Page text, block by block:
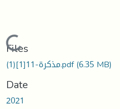
Loading...
Files
مذكرة-11[1](1).pdf(6.35 MB)
Date
2021